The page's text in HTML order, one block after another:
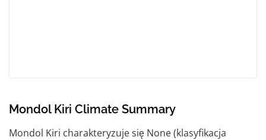
Mondol Kiri Climate Summary
Mondol Kiri charakteryzuje się None (klasyfikacja